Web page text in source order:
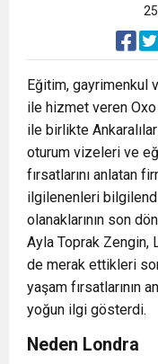
Eğitim, gayrimenkul
ile hizmet veren Oxo
ile birlikte
oturum vizeleri ve
fırsatlarını anlatan
ilgilenenleri
olanaklarının son
Ayla Toprak Zengin,
de merak ettikleri
yaşam fırsatlarının
yoğun ilgi gösterdi.
Neden Londra